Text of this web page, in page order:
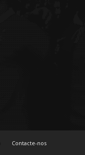
Contacte-nos